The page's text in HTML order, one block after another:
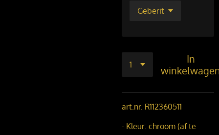
In
art.nr. R112360511
- Kleur: chroom (af te